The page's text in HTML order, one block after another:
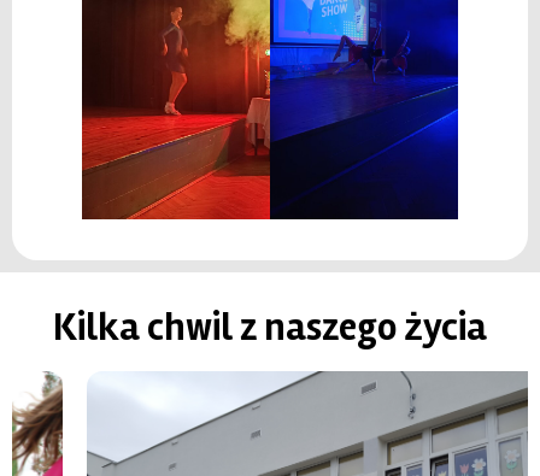
Kilka chwil z naszego życia